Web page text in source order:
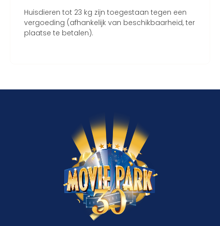
Huisdieren tot 23 kg zijn toegestaan tegen een
vergoeding (afhankelijk van beschikbaarheid, ter
plaatse te betalen).